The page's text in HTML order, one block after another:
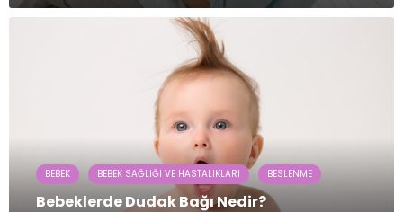
BEBEK BEBEK SAĞLIĞI VE HASTALIKLARI BESLENME
Bebeklerde Dudak Bağı Nedir?